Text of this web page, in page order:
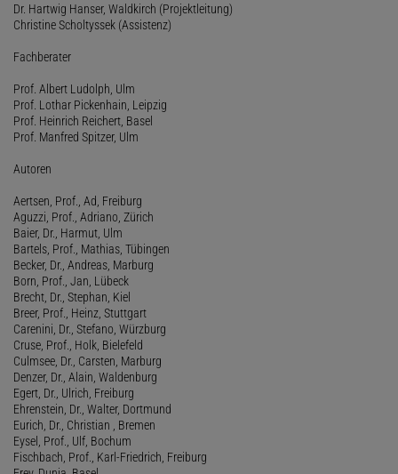
Dr. Hartwig Hanser, Waldkirch (Projektleitung)
Christine Scholtyssek (Assistenz)
Fachberater
Prof. Albert Ludolph, Ulm
Prof. Lothar Pickenhain, Leipzig
Prof. Heinrich Reichert, Basel
Prof. Manfred Spitzer, Ulm
Autoren
Aertsen, Prof., Ad, Freiburg
Aguzzi, Prof., Adriano, Zürich
Baier, Dr., Harmut, Ulm
Bartels, Prof., Mathias, Tübingen
Becker, Dr., Andreas, Marburg
Born, Prof., Jan, Lübeck
Brecht, Dr., Stephan, Kiel
Breer, Prof., Heinz, Stuttgart
Carenini, Dr., Stefano, Würzburg
Cruse, Prof., Holk, Bielefeld
Culmsee, Dr., Carsten, Marburg
Denzer, Dr., Alain, Waldenburg
Egert, Dr., Ulrich, Freiburg
Ehrenstein, Dr., Walter, Dortmund
Eurich, Dr., Christian , Bremen
Eysel, Prof., Ulf, Bochum
Fischbach, Prof., Karl-Friedrich, Freiburg